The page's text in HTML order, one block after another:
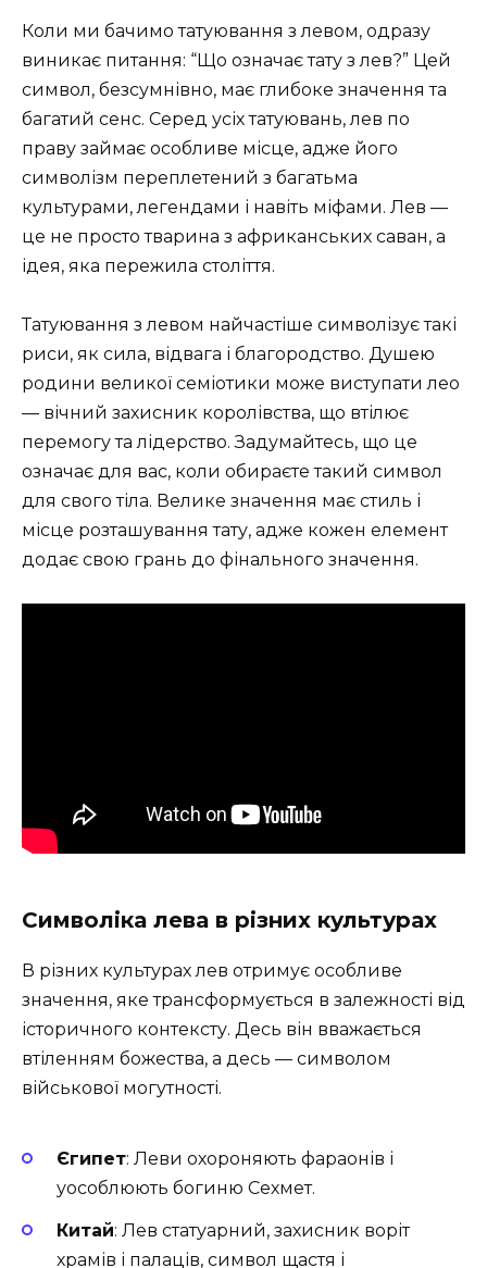
Коли ми бачимо татуювання з левом, одразу
виникає питання: “Що означає тату з лев?” Цей
символ, безсумнівно, має глибоке значення та
багатий сенс. Серед усіх татуювань, лев по
праву займає особливе місце, адже його
символізм переплетений з багатьма
культурами, легендами і навіть міфами. Лев —
це не просто тварина з африканських саван, а
ідея, яка пережила століття.
Татуювання з левом найчастіше символізує такі
риси, як сила, відвага і благородство. Душею
родини великої семіотики може виступати лео
— вічний захисник королівства, що втілює
перемогу та лідерство. Задумайтесь, що це
означає для вас, коли обираєте такий символ
для свого тіла. Велике значення має стиль і
місце розташування тату, адже кожен елемент
додає свою грань до фінального значення.
Символіка лева в різних культурах
В різних культурах лев отримує особливе
значення, яке трансформується в залежності від
історичного контексту. Десь він вважається
втіленням божества, а десь — символом
військової могутності.
Єгипет: Леви охороняють фараонів і
уособлюють богиню Сехмет.
Китай: Лев статуарний, захисник воріт
храмів і палаців, символ щастя і